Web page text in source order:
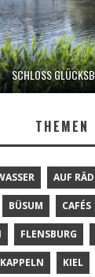
SCHLOSS
THEMEN
AUF
BÜSUM CAFÉS
FLENSBURG
KAPPELN KIEL